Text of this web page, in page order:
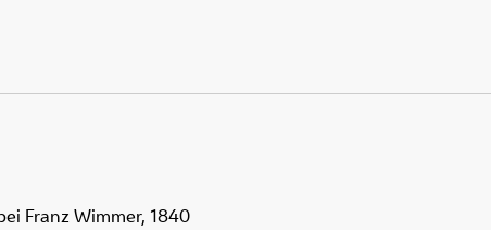
Franz Wimmer, 1840